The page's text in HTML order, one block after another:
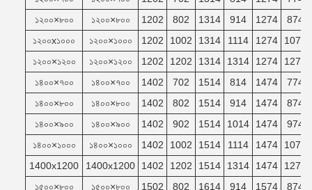
১২০০×৮০০
১২০০×৮০০ 1202 802 1314 914 1274
874
১২০০x১০০০
১২০০×১০০০ 1202 1002 1314 1114 1274
1074
১২০০×১২০০
১২০০×১২০০ 1202 1202 1314 1314 1274
1274
১৪০০×৭০০
১৪০০×৭০০ 1402 702 1514 814 1474
774
১৪০০×৮০০
১৪০০×৮০০ 1402 802 1514 914 1474
874
১৪০০×৯০০
১৪০০×৯০০ 1402 902 1514 1014 1474
974
১৪০০×১০০০
১৪০০×১০০০ 1402 1002 1514 1114 1474
1074
1400x1200
1400x1200 1402 1202 1514 1314 1474
1274
১৫০০×৮০০
১৫০০×৮০০ 1502 802 1614 914 1574
874